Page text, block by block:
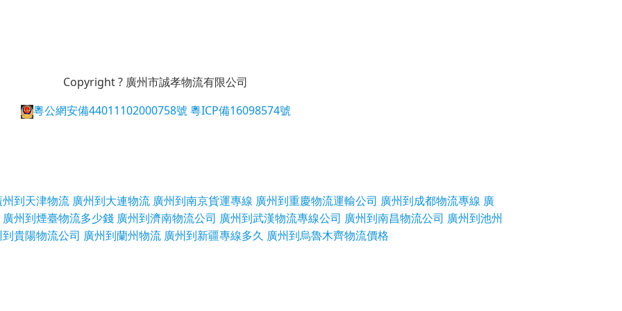
Copyright ? 廣州市誠孝物流有限公司
粵公網安備44011102000758號 粵ICP備16098574號
州到天津物流 廣州到大連物流 廣州到南京貨運專線 廣州到重慶物流運輸公司 廣州到成都物流專線 廣
廣州到煙臺物流多少錢 廣州到濟南物流公司 廣州到武漢物流專線公司 廣州到南昌物流公司 廣州到池州
貴陽物流公司 廣州到蘭州物流 廣州到新疆專線多久 廣州到烏魯木齊物流價格